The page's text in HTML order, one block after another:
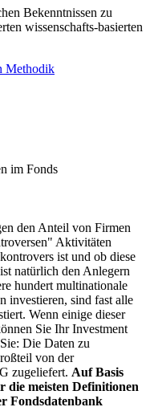
Bekenntnissen zu
wissenschafts-basierten
Methodik
im Fonds
den Anteil von Firmen
Aktivitäten
ist und ob diese
natürlich den Anlegern
hundert multinationale
investieren, sind fast alle
Wenn einige dieser
Sie Ihr Investment
Die Daten zu
von der
zugeliefert. Auf Basis
die meisten Definitionen
Fondsdatenbank